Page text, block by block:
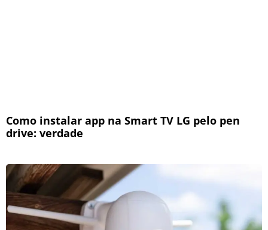
Como instalar app na Smart TV LG pelo pen
drive: verdade